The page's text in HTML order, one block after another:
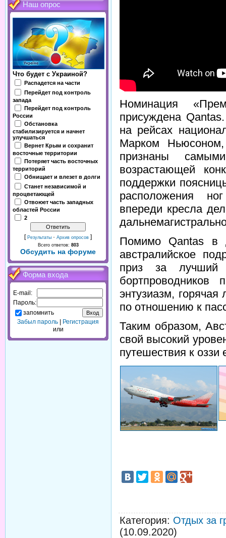
Наш опрос
Что будет с Украиной?
Распадется на части
Перейдет под контроль
запада
Перейдет под контроль
России
Обстановка
стабилизируется и начнет
улучшаться
Вернет Крым и сохранит
восточные территории
Потеряет часть восточных
территорий
Обнищает и влезет в долги
Станет независимой и
процветающей
Отвоюет часть западных
областей России
2
[ Результаты · Архив опросов ]
Всего ответов: 803
Обсудить на форуме
Форма входа
E-mail:
Пароль:
запомнить
Забыл пароль
Регистрация
или
Номинация
присуждена
на рейсах
Марком
признаны
возрастающей
поддержки
расположения
впереди кресла
Помимо Qantas в
австралийское
приз за лучший
бортпроводников
энтузиазм,
по отношению к
Таким образом,
свой высокий
путешествия к
Категория: Отдых за
(10.09.2020)